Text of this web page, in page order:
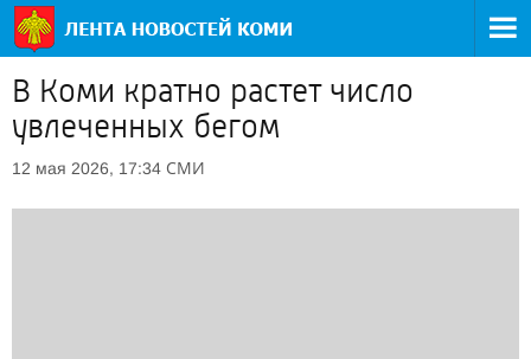
В Коми кратно растет число
увлеченных бегом
12 мая 2026, 17:34 СМИ